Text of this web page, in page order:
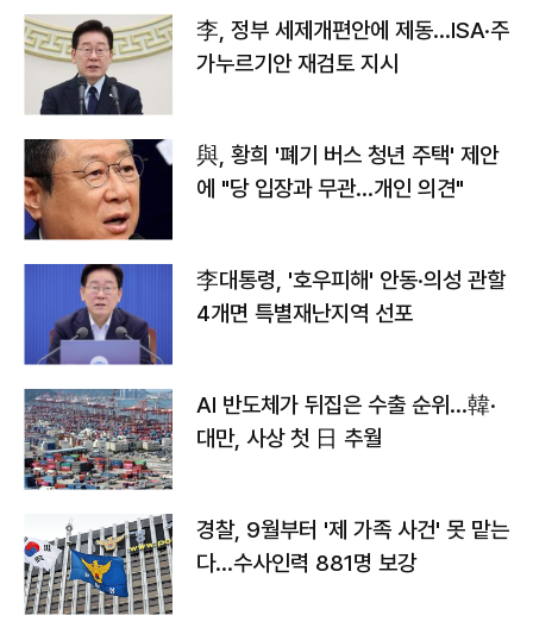
李, 정부 세제개편안에 제동…ISA·주
가누르기안 재검토 지시
與, 황희 '폐기 버스 청년 주택' 제안
에 "당 입장과 무관…개인 의견"
李대통령, '호우피해' 안동·의성 관할
4개면 특별재난지역 선포
AI 반도체가 뒤집은 수출 순위…韓·
대만, 사상 첫 日 추월
경찰, 9월부터 '제 가족 사건' 못 맡는
다…수사인력 881명 보강